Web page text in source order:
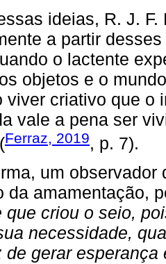
ideias, R. J.
a partir
o lactente
objetos e o
viver criativo que o
vale a pena ser
Ferraz, 2019, p. 7).
um
da amamentação,
que criou o seio,
necessidade,
de gerar esperança